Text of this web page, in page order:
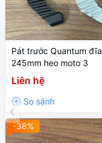
Pát trước Quantum đĩa
245mm heo moto 3
Liên hệ
-38%